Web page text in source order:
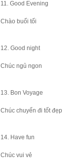
11. Good Evening
Chào buổi tối
12. Good night
Chúc ngủ ngon
13. Bon Voyage
Chúc chuyến đi tốt đẹp
14. Have fun
Chúc vui vẻ